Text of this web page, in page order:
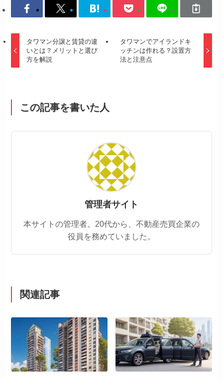
タワマン分譲と賃貸の違
いとは？メリットと選び
方を解説
タワマンでアイランドキ
ッチンは作れる？設置方
法と注意点
この記事を書いた人
管理者サイト
本サイトの管理者。20代から、不動産売買企業の
役員を務めていました。
関連記事